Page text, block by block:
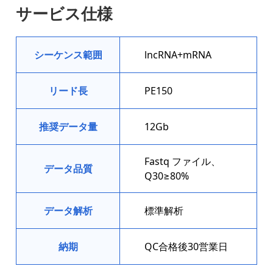
サービス仕様
シーケンス範囲 lncRNA+mRNA
リード長 PE150
推奨データ量 12Gb
データ品質
Fastq ファイル、
Q30≥80%
データ解析 標準解析
納期 QC合格後30営業日